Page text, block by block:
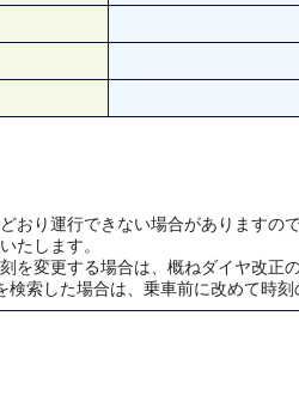
り運行できない場合がありますので
たします。
を変更する場合は、概ねダイヤ改正
索した場合は、乗車前に改めて時刻